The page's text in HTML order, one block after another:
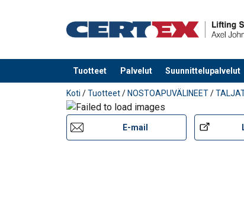
Tuotteet Palvelut Suunnittelupalvelut
Tuote lisätty tarjouspyyntöön
Koti /Tuotteet/ NOSTOAPUVÄLINEET/
E-mail